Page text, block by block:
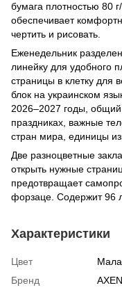
бумага плотностью 80
обеспечивает
чертить и рисовать.
Еженедельник
линейку для удобного
страницы в клетку для
блок на украинском
2026–2027 годы,
праздниках, важные
стран мира, единицы
Две разноцветные
открыть нужные
предотвращает
форзаце. Содержит 96
Характеристики
Цвет
Бренд